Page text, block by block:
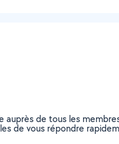
auprès de tous les
de vous répondre